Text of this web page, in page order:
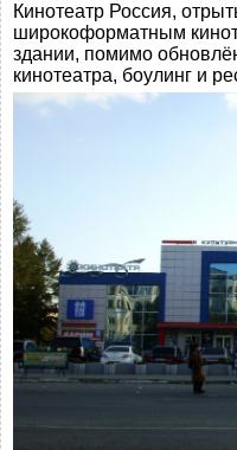
Кинотеатр Россия,
широкоформатным
здании, помимо
кинотеатра, боулинг и